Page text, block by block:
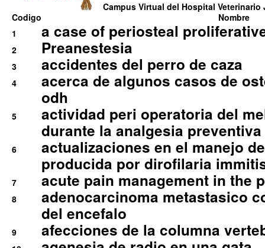
Campus Virtual del Hospital Veterinario
Codigo
Nombre
1
a case of periosteal
2 Preanestesia
3 accidentes del perro de caza
4
acerca de algunos casos de
odh
5
actividad peri operatoria del
durante la analgesia
6
actualizaciones en el manejo
producida por dirofilaria
7 acute pain management in the
8
adenocarcinoma metastasico
del encefalo
9 afecciones de la columna